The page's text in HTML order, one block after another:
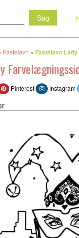
Fastelavn » Fastelavn Lady
Pinterest Instagram